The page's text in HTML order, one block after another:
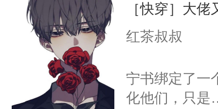
［快穿］大
红茶叔叔
宁书绑定了一
化他们，只是